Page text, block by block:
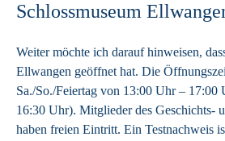
Schlossmuseum
Weiter möchte ich darauf hinweisen,
Ellwangen geöffnet hat. Die
Sa./So./Feiertag von 13:00 Uhr – 17:00
16:30 Uhr). Mitglieder des Geschichts-
haben freien Eintritt. Ein Testnachweis